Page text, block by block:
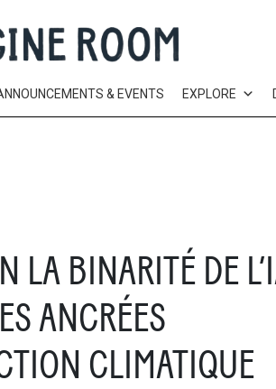
& EVENTS EXPLORE
LA BINARITÉ DE
ANCRÉES
CLIMATIQUE